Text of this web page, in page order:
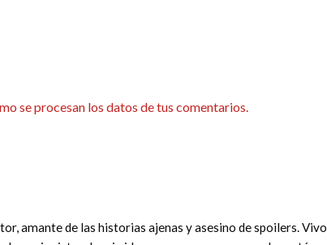
se procesan los datos de tus comentarios.
amante de las historias ajenas y asesino de spoilers. Vivo